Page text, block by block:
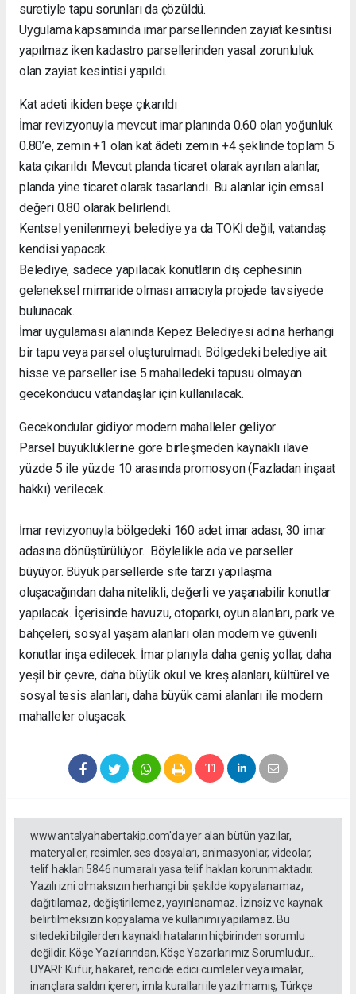
suretiyle tapu sorunları da çözüldü.
Uygulama kapsamında imar parsellerinden zayiat kesintisi
yapılmaz iken kadastro parsellerinden yasal zorunluluk
olan zayiat kesintisi yapıldı.
Kat adeti ikiden beşe çıkarıldı
İmar revizyonuyla mevcut imar planında 0.60 olan yoğunluk
0.80’e, zemin +1 olan kat âdeti zemin +4 şeklinde toplam 5
kata çıkarıldı. Mevcut planda ticaret olarak ayrılan alanlar,
planda yine ticaret olarak tasarlandı. Bu alanlar için emsal
değeri 0.80 olarak belirlendi.
Kentsel yenilenmeyi, belediye ya da TOKİ değil, vatandaş
kendisi yapacak.
Belediye, sadece yapılacak konutların dış cephesinin
geleneksel mimaride olması amacıyla projede tavsiyede
bulunacak.
İmar uygulaması alanında Kepez Belediyesi adına herhangi
bir tapu veya parsel oluşturulmadı. Bölgedeki belediye ait
hisse ve parseller ise 5 mahalledeki tapusu olmayan
gecekonducu vatandaşlar için kullanılacak.
Gecekondular gidiyor modern mahalleler geliyor
Parsel büyüklüklerine göre birleşmeden kaynaklı ilave
yüzde 5 ile yüzde 10 arasında promosyon (Fazladan inşaat
hakkı) verilecek.
İmar revizyonuyla bölgedeki 160 adet imar adası, 30 imar
adasına dönüştürülüyor. Böylelikle ada ve parseller
büyüyor. Büyük parsellerde site tarzı yapılaşma
oluşacağından daha nitelikli, değerli ve yaşanabilir konutlar
yapılacak. İçerisinde havuzu, otoparkı, oyun alanları, park ve
bahçeleri, sosyal yaşam alanları olan modern ve güvenli
konutlar inşa edilecek. İmar planıyla daha geniş yollar, daha
yeşil bir çevre, daha büyük okul ve kreş alanları, kültürel ve
sosyal tesis alanları, daha büyük cami alanları ile modern
mahalleler oluşacak.
www.antalyahabertakip.com'da yer alan bütün yazılar,
materyaller, resimler, ses dosyaları, animasyonlar, videolar,
telif hakları 5846 numaralı yasa telif hakları korunmaktadır.
Yazılı izni olmaksızın herhangi bir şekilde kopyalanamaz,
dağıtılamaz, değiştirilemez, yayınlanamaz. İzinsiz ve kaynak
belirtilmeksizin kopyalama ve kullanımı yapılamaz. Bu
sitedeki bilgilerden kaynaklı hataların hiçbirinden sorumlu
değildir. Köşe Yazılarından, Köşe Yazarlarımız Sorumludur...
UYARI: Küfür, hakaret, rencide edici cümleler veya imalar,
inançlara saldırı içeren, imla kuralları ile yazılmamış, Türkçe